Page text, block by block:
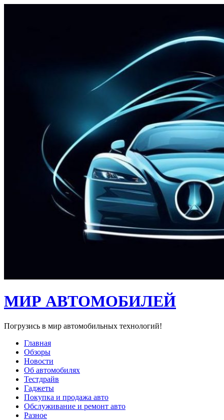
МИР АВТОМОБИЛЕЙ
Погрузись в мир автомобильных технологий!
Главная
Обзоры
Новости
Об автомобилях
Тестдрайв
Гаджеты
Покупка и продажа авто
Обслуживание и ремонт авто
Разное